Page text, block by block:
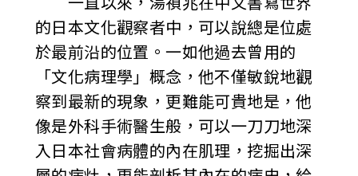
的日本文化觀察者中，可以說總是位處
於最前沿的位置。一如他過去曾用的
「文化病理學」概念，他不僅敏銳地觀
察到最新的現象，更難能可貴地是，他
像是外科手術醫生般，可以一刀刀地深
入日本社會病體的內在肌理，挖掘出深